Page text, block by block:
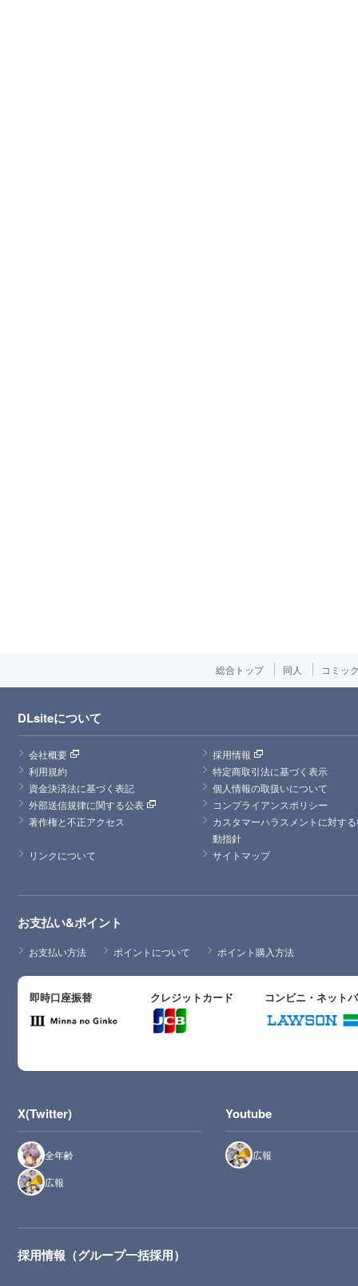
総合トップ 同人 コミッ
DLsiteについて
会社概要
採用情報
利用規約
特定商取引法に基づく表示
資金決済法に基づく表記
個人情報の取扱いについて
外部送信規律に関する公表
コンプライアンスポリシー
著作権と不正アクセス
カスタマーハラスメントに対す
動指針
リンクについて
サイトマップ
お支払い&ポイント
お支払い方法 ポイントについて ポイント購入方法
即時口座振替 クレジットカード コンビニ・ネット
X(Twitter)
全年齢
広報
Youtube
広報
採用情報（グループ一括採用）